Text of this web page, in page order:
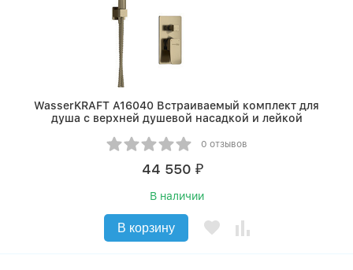
WasserKRAFT A16040 Встраиваемый комплект для
душа с верхней душевой насадкой и лейкой
0 отзывов
44 550 ₽
В наличии
В корзину